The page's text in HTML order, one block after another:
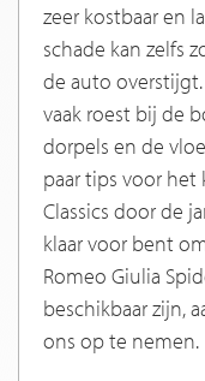
zeer kostbaar en
schade kan zelfs
de auto
vaak roest bij de
dorpels en de
paar tips voor het
Classics door de
klaar voor bent
Romeo Giulia
beschikbaar zijn,
ons op te nemen.